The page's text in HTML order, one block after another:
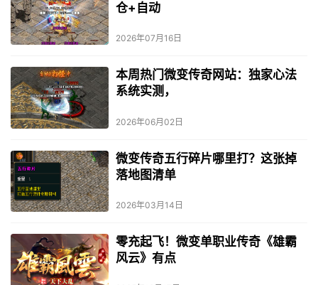
仓+自动
2026年07月16日
本周热门微变传奇网站：独家心法
系统实测，
2026年06月02日
微变传奇五行碎片哪里打？这张掉
落地图清单
2026年03月14日
零充起飞！微变单职业传奇《雄霸
风云》有点